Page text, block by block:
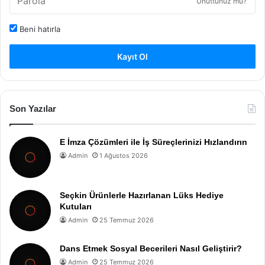
Beni hatırla
Kayıt Ol
Son Yazılar
E İmza Çözümleri ile İş Süreçlerinizi Hızlandırın
Admin 1 Ağustos 2026
Seçkin Ürünlerle Hazırlanan Lüks Hediye
Kutuları
Admin 25 Temmuz 2026
Dans Etmek Sosyal Becerileri Nasıl Geliştirir?
Admin 25 Temmuz 2026